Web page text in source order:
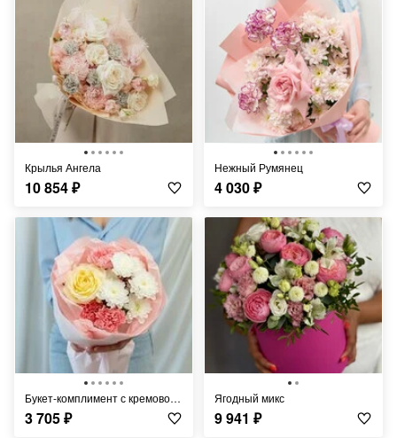
Крылья Ангела
10 854₽
Нежный Румянец
4 030₽
Букет-комплимент с кремовой розой
3 705₽
Ягодный микс
9 941 ₽